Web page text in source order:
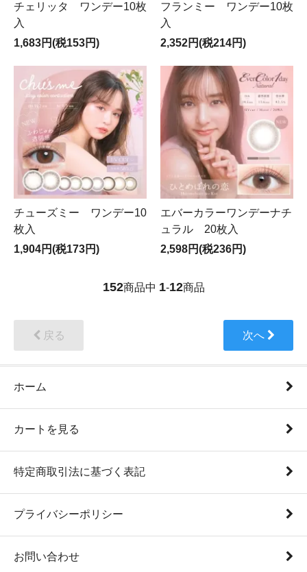
チェリッタ ワンデー10枚
入
1,683円(税153円)
フランミー ワンデー10枚
入
2,352円(税214円)
チューズミー ワンデー10
枚入
1,904円(税173円)
エバーカラーワンデーナチ
ュラル 20枚入
2,598円(税236円)
152商品中 1-12商品
戻る 次へ
ホーム
カートを見る
特定商取引法に基づく表記
プライバシーポリシー
お問い合わせ